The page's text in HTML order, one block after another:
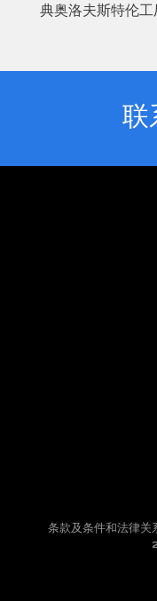
典奥洛夫斯特伦
联
条款及条件和法律关